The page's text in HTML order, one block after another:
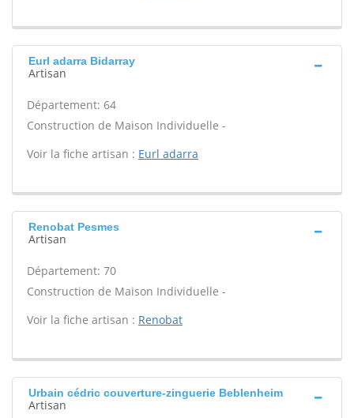
Eurl adarra Bidarray
Artisan
Département: 64
Construction de Maison Individuelle -
Voir la fiche artisan : Eurl adarra
Renobat Pesmes
Artisan
Département: 70
Construction de Maison Individuelle -
Voir la fiche artisan : Renobat
Urbain cédric couverture-zinguerie Beblenheim
Artisan